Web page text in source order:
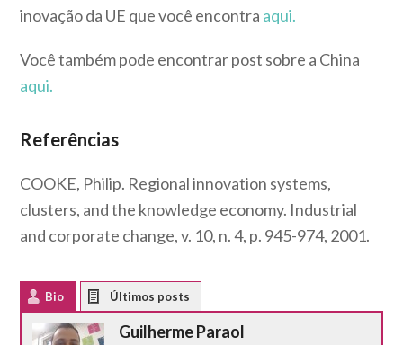
inovação da UE que você encontra aqui.
Você também pode encontrar post sobre a China
aqui.
Referências
COOKE, Philip. Regional innovation systems,
clusters, and the knowledge economy. Industrial
and corporate change, v. 10, n. 4, p. 945-974, 2001.
Bio
Guilherme Paraol